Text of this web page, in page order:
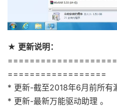
★ 更新说明：
==================
* 更新-截至2018年6月前所有
* 更新-最新万能驱动助理 。